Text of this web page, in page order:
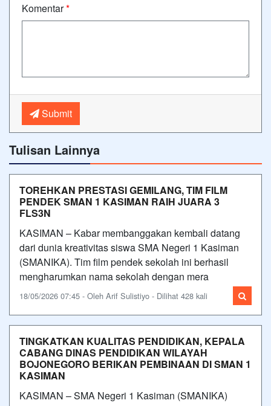
Komentar*
Submit
Tulisan Lainnya
TOREHKAN PRESTASI GEMILANG, TIM FILM
PENDEK SMAN 1 KASIMAN RAIH JUARA 3
FLS3N
KASIMAN – Kabar membanggakan kembali datang
dari dunia kreativitas siswa SMA Negeri 1 Kasiman
(SMANIKA). Tim film pendek sekolah ini berhasil
mengharumkan nama sekolah dengan mera
18/05/2026 07:45 - Oleh Arif Sulistiyo - Dilihat 428 kali
TINGKATKAN KUALITAS PENDIDIKAN, KEPALA
CABANG DINAS PENDIDIKAN WILAYAH
BOJONEGORO BERIKAN PEMBINAAN DI SMAN 1
KASIMAN
KASIMAN – SMA Negeri 1 Kasiman (SMANIKA)